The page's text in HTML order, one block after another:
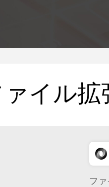
ァイル拡
フ